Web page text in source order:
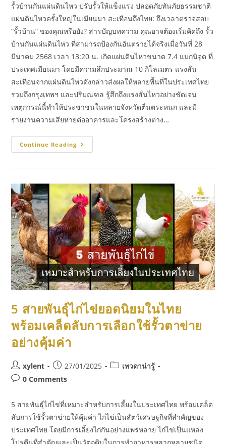
รั้วบ้านกันแผ่นดินไหว ปรับรั้วให้แข็งแรง ปลอดภัยทันภัยธรรมชาติ
แผ่นดินไหวครั้งใหญ่ในเมียนมา สะเทือนถึงไทย: ถึงเวลาตรวจสอบ
“รั้วบ้าน” ของคุณหรือยัง? สารบัญบทความ คุณอาจต้องเริ่มคิดถึง รั้ว
บ้านกันแผ่นดินไหว ที่สามารถป้องกันอันตรายได้จริงเมื่อวันที่ 28
มีนาคม 2568 เวลา 13:20 น. เกิดแผ่นดินไหวขนาด 7.4 แมกนิจูด ที่
ประเทศเมียนมา โดยมีความลึกประมาณ 10 กิโลเมตร แรงสั่น
สะเทือนจากแผ่นดินไหวดังกล่าวส่งผลให้หลายพื้นที่ในประเทศไทย
รวมถึงกรุงเทพฯ และปริมณฑล รู้สึกถึงแรงสั่นไหวอย่างชัดเจน
เหตุการณ์นี้ทำให้ประชาชนในหลายจังหวัดตื่นตระหนก และมี
รายงานความเสียหายต่ออาคารและโครงสร้างต่าง…
Continue Reading
5 สายพันธุ์ไก่ไข่ยอดนิยมในไทย
พร้อมเคล็ดลับการเลือกใช้รั้วตาข่าย
อย่างคุ้มค่า
xylent 27/01/2025
เทวดาน่ารู้
0 Comments
5 สายพันธุ์ไก่ไข่ที่เหมาะสำหรับการเลี้ยงในประเทศไทย พร้อมเคล็ด
ลับการใช้รั้วตาข่ายให้คุ้มค่า ไก่ไข่เป็นสัตว์เศรษฐกิจที่สำคัญของ
ประเทศไทย โดยมีการเลี้ยงไก่กันอย่างแพร่หลาย ไก่ไข่เป็นแหล่ง
โปรตีนที่สำคัญและเป็นวัตถุดิบในการทำอาหารหลากหลายชนิด